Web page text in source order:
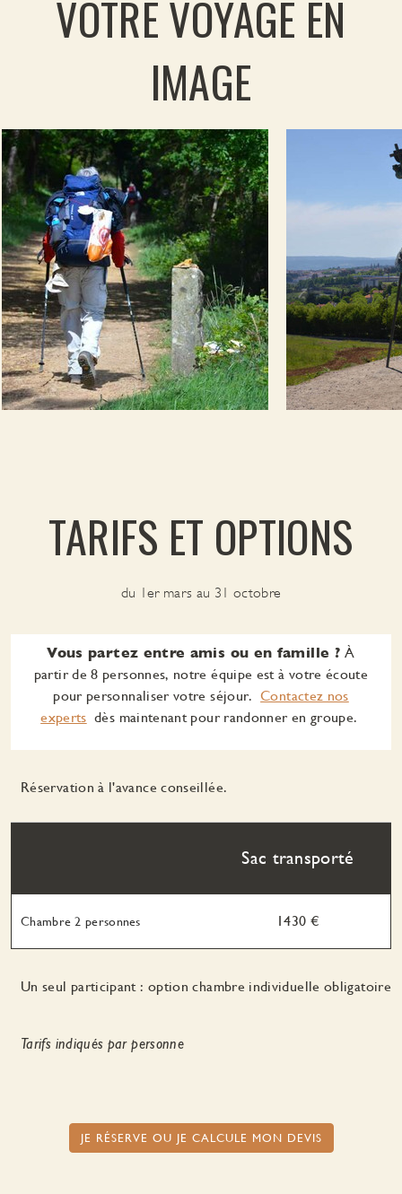
émotions, vous pourrez terminer votre camino
francés à travers ruelles, places et anciens
quartiers de la ville classée au patrimoine
mondiale de l'UNESCO, jusqu'à votre arrivée
devant la cathédrale.
Fin du programme et des prestations à Santiago
de Compostela en fin d'après-midi.
VOTRE VOYAGE EN
IMAGE
TARIFS ET OPTIONS
du 1er mars au 31 octobre
Vous partez entre amis ou en famille ?À
partir de 8 personnes, notre équipe est à votre écoute
pour personnaliser votre séjour. Contactez nos
experts dès maintenant pour randonner en groupe.
Réservation à l'avance conseillée.
Sac transporté
Chambre 2 personnes 1430 €
Un seul participant : option chambre individuelle obligatoire
Tarifs indiqués par personne
JE RÉSERVE OU JE CALCULE MON DEVIS